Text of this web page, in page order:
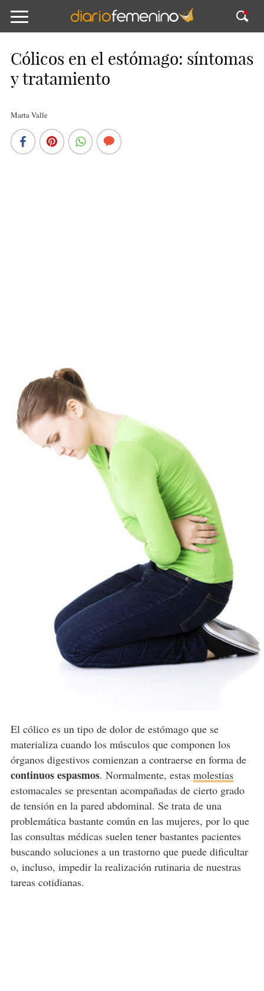
Cólicos en el estómago: síntomas
y tratamiento
Marta Valle
El cólico es un tipo de dolor de estómago que se
materializa cuando los músculos que componen los
órganos digestivos comienzan a contraerse en forma de
continuos espasmos. Normalmente, estas molestias
estomacales se presentan acompañadas de cierto grado
de tensión en la pared abdominal. Se trata de una
problemática bastante común en las mujeres, por lo que
las consultas médicas suelen tener bastantes pacientes
buscando soluciones a un trastorno que puede dificultar
o, incluso, impedir la realización rutinaria de nuestras
tareas cotidianas.